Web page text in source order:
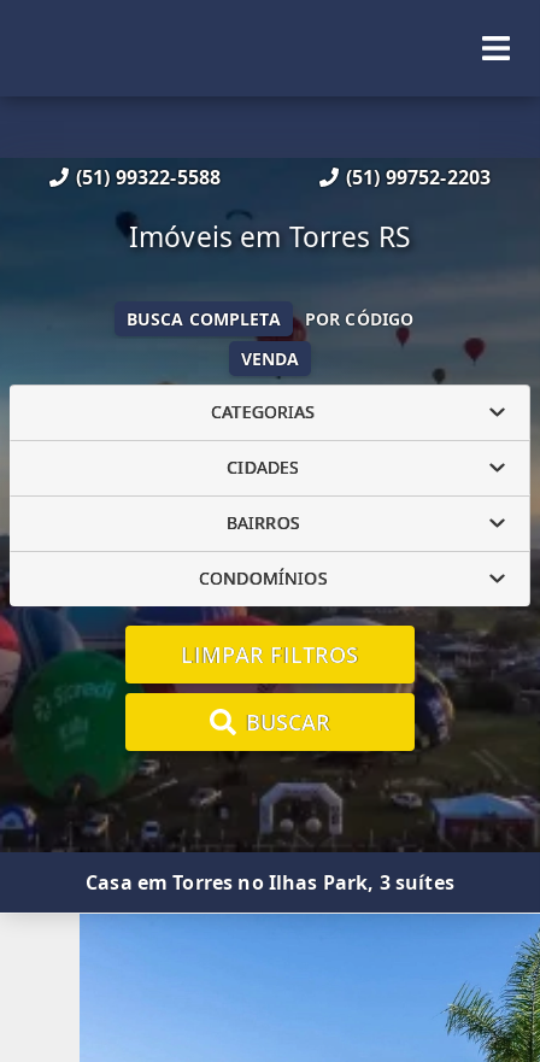
(51) 99322-5588 (51) 99752-2203
Imóveis em Torres RS
VENDA
BUSCA COMPLETA POR CÓDIGO
CATEGORIAS
CIDADES
BAIRROS
CONDOMÍNIOS
LIMPAR FILTROS
BUSCAR
Casa em Torres no Ilhas Park, 3 suítes